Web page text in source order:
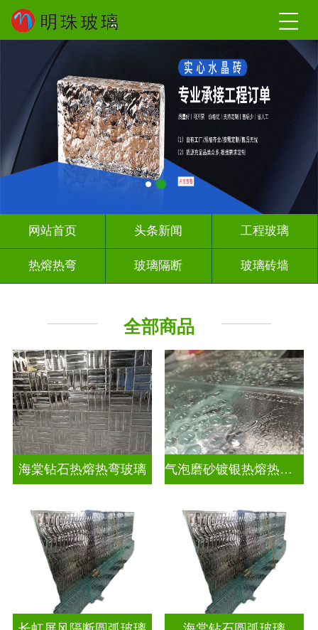
网站首页 头条新闻 工程玻璃
热熔热弯 玻璃隔断 玻璃砖墙
全部商品
海棠钻石热熔热弯玻璃 气泡磨砂镀银热熔热弯玻璃